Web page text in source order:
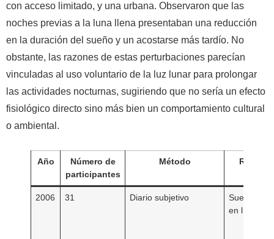
con acceso limitado, y una urbana. Observaron que las
noches previas a la luna llena presentaban una reducción
en la duración del sueño y un acostarse más tardío. No
obstante, las razones de estas perturbaciones parecían
vinculadas al uso voluntario de la luz lunar para prolongar
las actividades nocturnas, sugiriendo que no sería un efecto
fisiológico directo sino más bien un comportamiento cultural
o ambiental.
Año
Número de
participantes
Método
2006 31 Diario subjetivo
Sueño
en luna